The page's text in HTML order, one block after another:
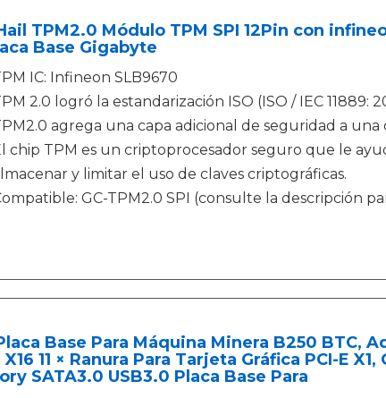
TPM2.0 Módulo TPM SPI 12Pin con
Base Gigabyte
IC: Infineon SLB9670
2.0 logró la estandarización ISO (ISO / IEC 11889:
agrega una capa adicional de seguridad a
chip TPM es un criptoprocesador seguro que le
y limitar el uso de claves criptográficas.
GC-TPM2.0 SPI (consulte la descripción
Base Para Máquina Minera B250 BTC,
X16 11 × Ranura Para Tarjeta Gráfica PCI-E
SATA3.0 USB3.0 Placa Base Para